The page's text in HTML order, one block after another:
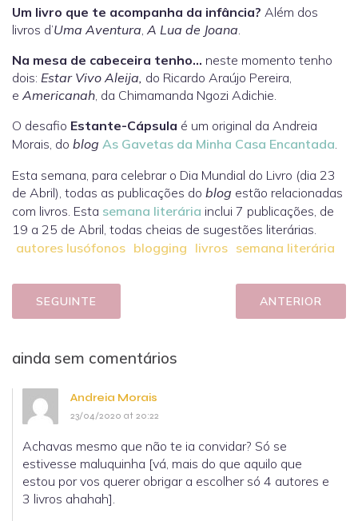
Um livro que te acompanha da infância? Além dos
livros d’Uma Aventura, A Lua de Joana.
Na mesa de cabeceira tenho… neste momento tenho
dois: Estar Vivo Aleija, do Ricardo Araújo Pereira,
e Americanah, da Chimamanda Ngozi Adichie.
O desafio Estante-Cápsula é um original da Andreia
Morais, do blog As Gavetas da Minha Casa Encantada.
Esta semana, para celebrar o Dia Mundial do Livro (dia 23
de Abril), todas as publicações do blog estão relacionadas
com livros. Esta semana literária inclui 7 publicações, de
19 a 25 de Abril, todas cheias de sugestões literárias.
autores lusófonos blogging livros semana literária
SEGUINTE ANTERIOR
ainda sem comentários
Andreia Morais
23/04/2020 at 20:22
Achavas mesmo que não te ia convidar? Só se
estivesse maluquinha [vá, mais do que aquilo que
estou por vos querer obrigar a escolher só 4 autores e
3 livros ahahah].